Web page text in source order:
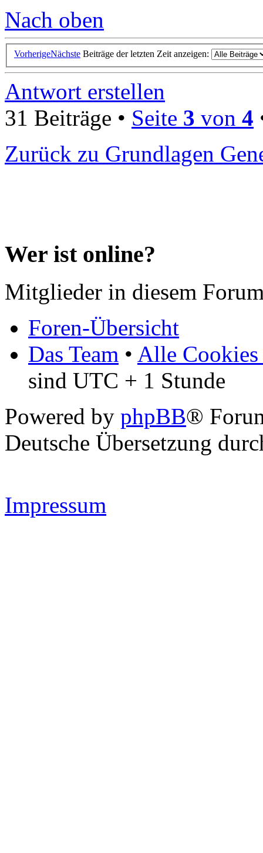
Nach oben
VorherigeNächste Beiträge der letzten Zeit anzeigen:
Antwort erstellen
31 Beiträge • Seite 3 von 4
Zurück zu Grundlagen
Wer ist online?
Mitglieder in diesem
Foren-Übersicht
Das Team • Alle Cookies
sind UTC + 1 Stunde
Powered by phpBB®
Deutsche Übersetzung
Impressum